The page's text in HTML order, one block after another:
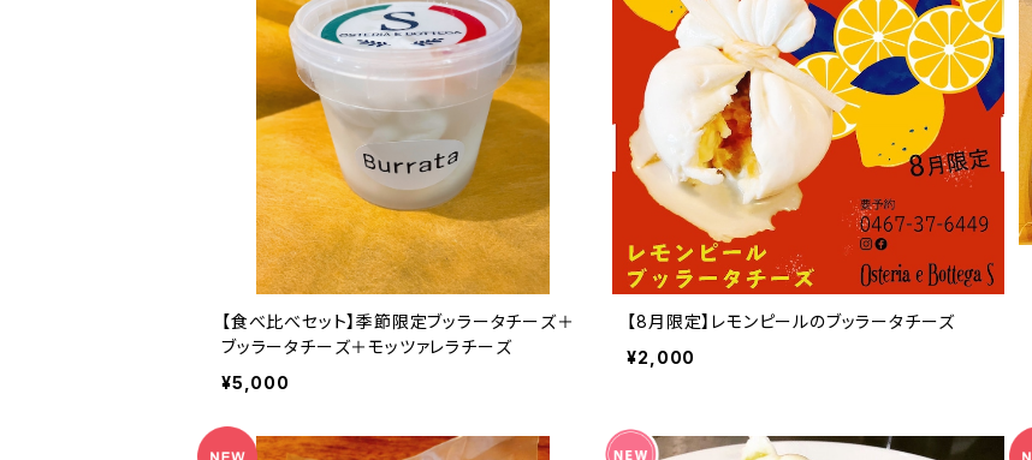
【食べ比べセット】季節限定ブッラータチーズ＋
ブッラータチーズ＋モッツァレラチーズ
¥5,000
【8月限定】レモンピールのブッラータチーズ
¥2,000